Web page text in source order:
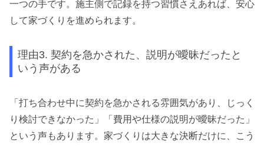
一つの手です。施主側で記録を持つ習慣さえあれば、安心
して家づくりを進められます。
理由3. 契約を急かされた、説明が曖昧だったと
いう声がある
「打ち合わせ中に契約を急かされる雰囲気があり、じっく
り検討できなかった」「費用や仕様の説明が曖昧だった」
という声もあります。家づくりは大きな決断だけに、こう